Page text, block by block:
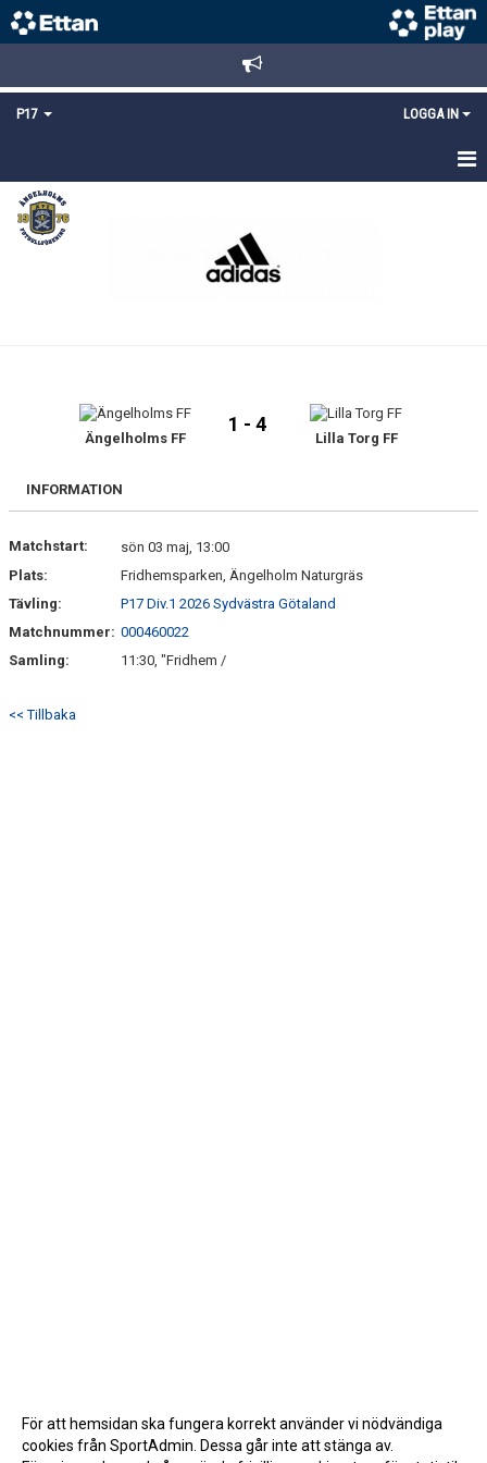
P17 LOGGA IN
HEM
NYHETER
DOKUMENT
KONTAKT
Ängelholms FF
1 - 4
Lilla Torg FF
INFORMATION
Matchstart:
sön 03 maj, 13:00
Plats:
Fridhemsparken, Ängelholm Naturgräs
Tävling:
P17 Div.1 2026 Sydvästra Götaland
Matchnummer: 000460022
Samling:
11:30, "Fridhem /
<< Tillbaka
För att hemsidan ska fungera korrekt använder vi nödvändiga
cookies från SportAdmin. Dessa går inte att stänga av.